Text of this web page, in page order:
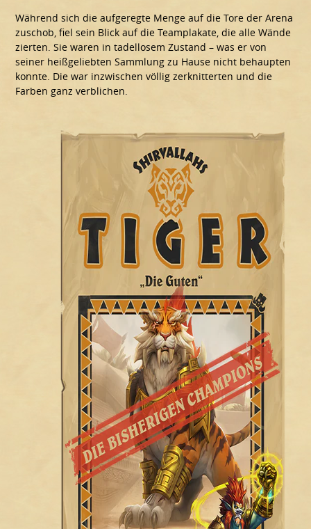
Während sich die aufgeregte Menge auf die Tore der Arena
zuschob, fiel sein Blick auf die Teamplakate, die alle Wände
zierten. Sie waren in tadellosem Zustand – was er von
seiner heißgeliebten Sammlung zu Hause nicht behaupten
konnte. Die war inzwischen völlig zerknitterten und die
Farben ganz verblichen.